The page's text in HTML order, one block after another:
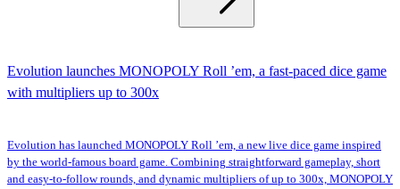
Evolution launches MONOPOLY Roll ’em, a fast-paced dice game
with multipliers up to 300x
Evolution has launched MONOPOLY Roll ’em, a new live dice game inspired
by the world-famous board game. Combining straightforward gameplay, short
and easy-to-follow rounds, and dynamic multipliers of up to 300x, MONOPOLY